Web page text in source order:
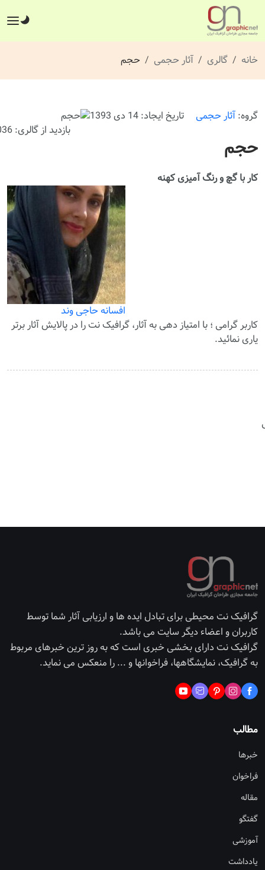
خانه گالری آثار حجمی حجم
گروه:آثار حجمی
تاریخ ایجاد: 14 دی 1393
بازدید از گالری: 1036 بار
حجم
کار با گچ و رنگ آمیزی کهنه
افسانه حاجی وند
کاربر گرامی ؛ با امتیاز دهیبه آثار، گرافیک نت را در پالایش آثار برتر
یاری نمائید.
گرافیک نت محیطی برای تبادل ایده ها و ارزیابی آثار شما توسط
کاربران و اعضاء دیگر سایت می باشد.
گرافیک نت دارای بخشی خبری است که به روز ترین خبرهای مربوط
به گرافیک، نمایشگاهها، فراخوانها و ... را منعکس می نماید.
مطالب
خبرها
فراخوان
مقاله
گفتگو
آموزشی
یادداشت